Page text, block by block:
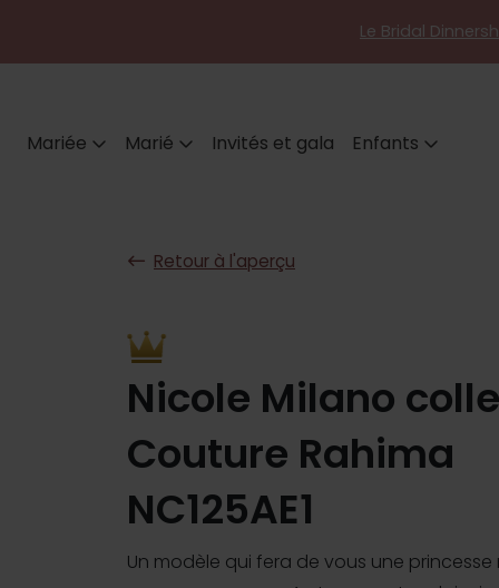
Le Bridal
Mariée Marié Invités et gala Enfants
Retour à l'aperçu
Nicole Milano
Couture Rahima
NC125AE1
Un modèle qui fera de vous une princesse